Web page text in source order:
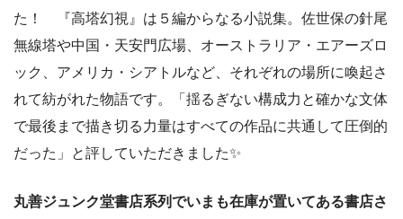
た！ 『高塔幻視』は５編からなる小説集。佐世保の針尾
無線塔や中国・天安門広場、オーストラリア・エアーズロ
ック、アメリカ・シアトルなど、それぞれの場所に喚起さ
れて紡がれた物語です。「揺るぎない構成力と確かな文体
で最後まで描き切る力量はすべての作品に共通して圧倒的
だった」と評していただきました✨
丸善ジュンク堂書店系列でいまも在庫が置いてある書店さ